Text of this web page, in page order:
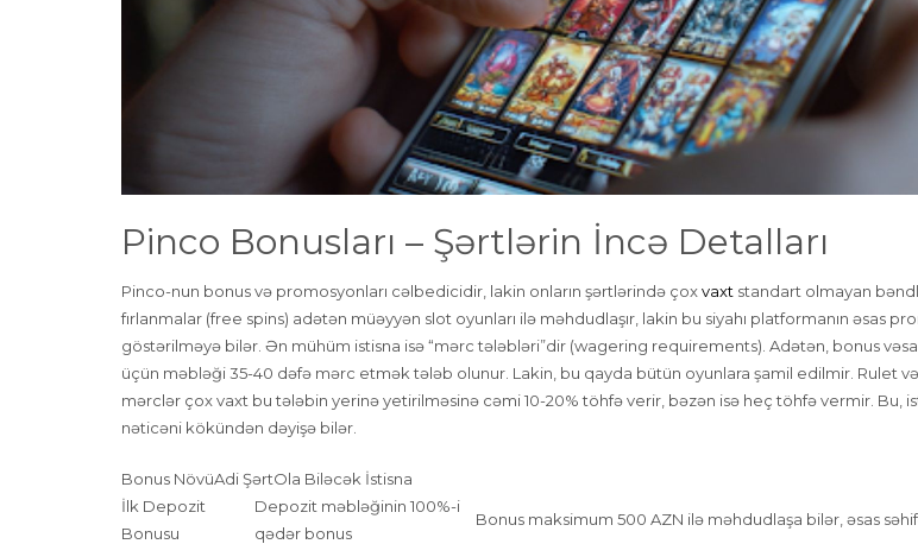
Pinco Bonusları – Şərtlərin İncə Detalları
Pinco-nun bonus və promosyonları cəlbedicidir, lakin onların şərtlərində çoxvaxt standart olmayan
fırlanmalar (free spins) adətən müəyyən slot oyunları ilə məhdudlaşır, lakin bu siyahı platformanın əsas
göstərilməyə bilər. Ən mühüm istisna isə “mərc tələbləri”dir (wagering requirements). Adətən, bonus
üçün məbləği 35-40 dəfə mərc etmək tələb olunur. Lakin, bu qayda bütün oyunlara şamil edilmir. Rulet
mərclər çox vaxt bu tələbin yerinə yetirilməsinə cəmi 10-20% töhfə verir, bəzən isə heç töhfə vermir. Bu,
nəticəni kökündən dəyişə bilər.
Bonus NövüAdi ŞərtOla Biləcək İstisna
İlk Depozit
Bonusu
Depozit məbləğinin 100%-i
qədər bonus
Bonus maksimum 500 AZN ilə məhdudlaşa bilər, əsas